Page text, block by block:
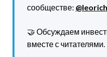
сообществе: @leorich
🤝 Обсуждаем
вместе с читателями.